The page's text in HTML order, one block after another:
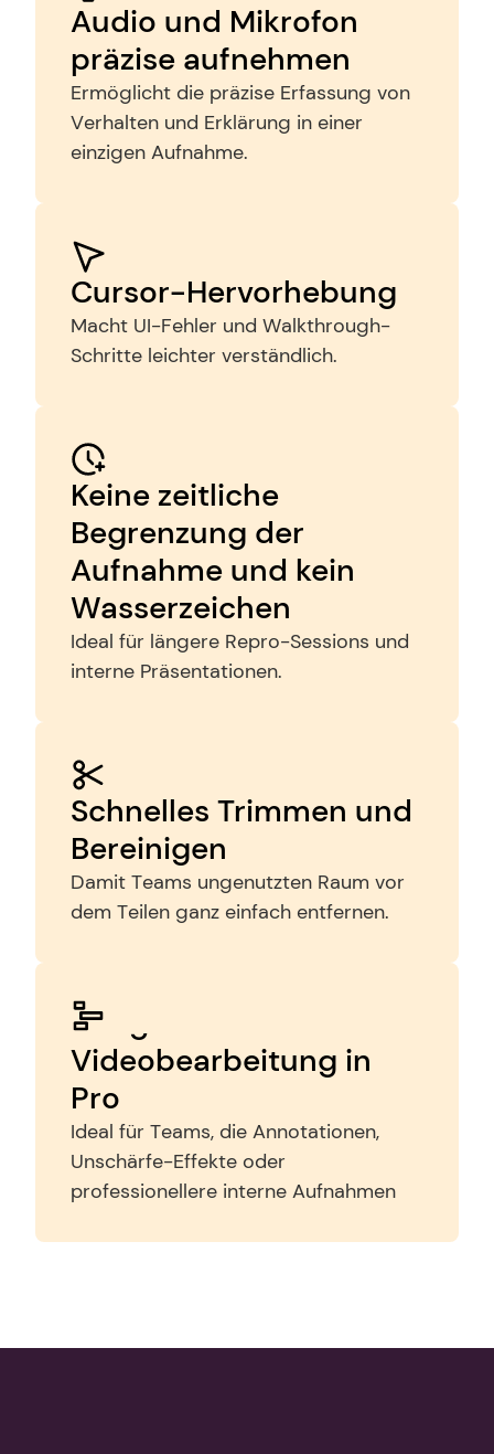
Audio und Mikrofon
präzise aufnehmen
Ermöglicht die präzise Erfassung von
Verhalten und Erklärung in einer
einzigen Aufnahme.
Cursor-Hervorhebung
Macht UI-Fehler und Walkthrough-
Schritte leichter verständlich.
Keine zeitliche
Begrenzung der
Aufnahme und kein
Wasserzeichen
Ideal für längere Repro-Sessions und
interne Präsentationen.
Schnelles Trimmen und
Bereinigen
Damit Teams ungenutzten Raum vor
dem Teilen ganz einfach entfernen.
Fortgeschrittene
Videobearbeitung in
Pro
Ideal für Teams, die Annotationen,
Unschärfe-Effekte oder
professionellere interne Aufnahmen